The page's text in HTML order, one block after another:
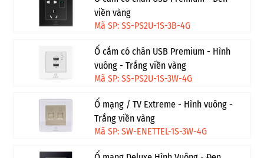
viền vàng
Mã SP: SS-PS2U-1S-3B-4G
Ổ cắm có chân USB Premium - Hình
vuông - Trắng viền vàng
Mã SP: SS-PS2U-1S-3W-4G
Ổ mạng / TV Extreme - Hình vuông -
Trắng viền vàng
Mã SP: SW-ENETTEL-1S-3W-4G